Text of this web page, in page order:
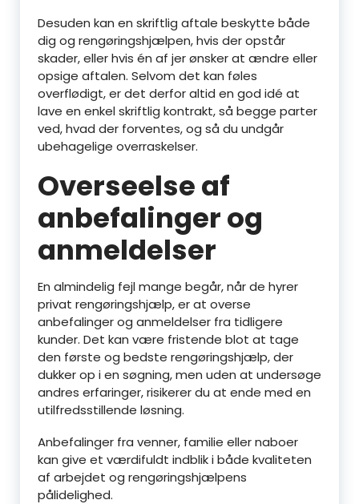
Desuden kan en skriftlig aftale beskytte både
dig og rengøringshjælpen, hvis der opstår
skader, eller hvis én af jer ønsker at ændre eller
opsige aftalen. Selvom det kan føles
overflødigt, er det derfor altid en god idé at
lave en enkel skriftlig kontrakt, så begge parter
ved, hvad der forventes, og så du undgår
ubehagelige overraskelser.
Overseelse af
anbefalinger og
anmeldelser
En almindelig fejl mange begår, når de hyrer
privat rengøringshjælp, er at overse
anbefalinger og anmeldelser fra tidligere
kunder. Det kan være fristende blot at tage
den første og bedste rengøringshjælp, der
dukker op i en søgning, men uden at undersøge
andres erfaringer, risikerer du at ende med en
utilfredsstillende løsning.
Anbefalinger fra venner, familie eller naboer
kan give et værdifuldt indblik i både kvaliteten
af arbejdet og rengøringshjælpens
pålidelighed.